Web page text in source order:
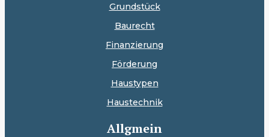
Grundstück
Baurecht
Finanzierung
Förderung
Haustypen
Haustechnik
Allgmein